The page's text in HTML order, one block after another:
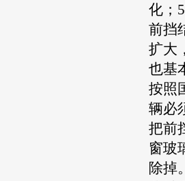
化；
前挡
扩大
也基
按照
辆必
把前
窗玻
除掉